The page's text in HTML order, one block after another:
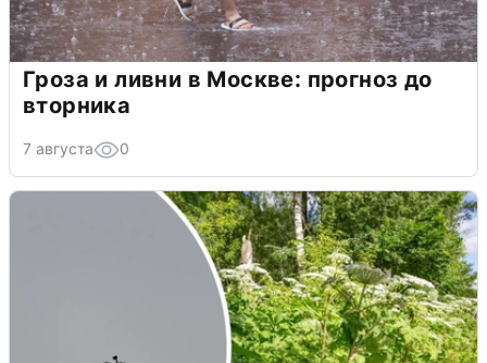
Гроза и ливни в Москве: прогноз до
вторника
7 августа 0